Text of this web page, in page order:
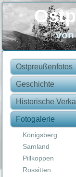
von
Ostpreußenfotos
Geschichte
Historische
Fotogalerie
Königsberg
Samland
Pillkoppen
Rossitten